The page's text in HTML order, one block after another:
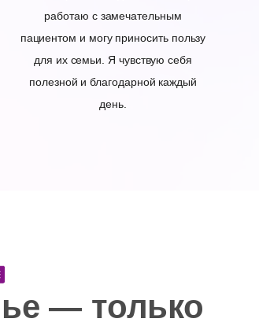
работаю с замечательным
пациентом и могу приносить пользу
для их семьи. Я чувствую себя
полезной и благодарной каждый
день.
— только